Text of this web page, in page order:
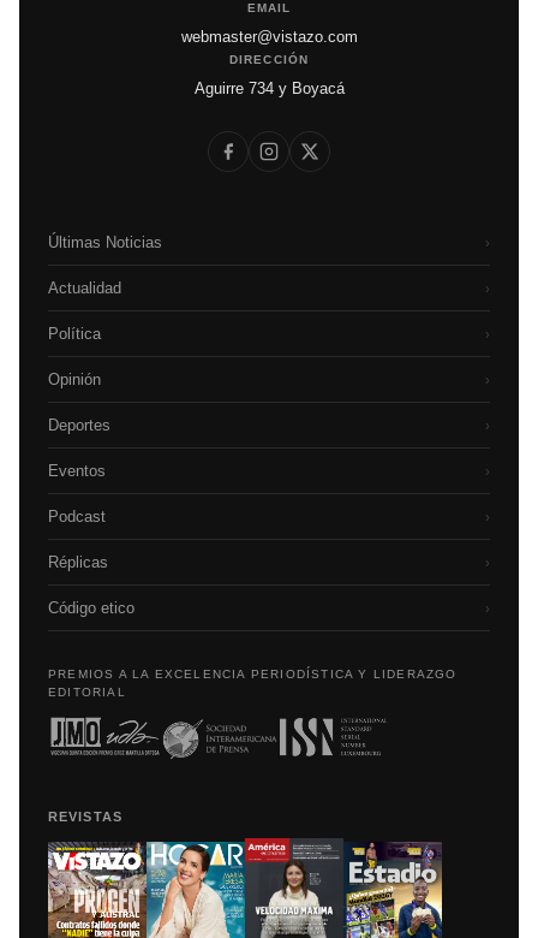
EMAIL
webmaster@vistazo.com
DIRECCIÓN
Aguirre 734 y Boyacá
Últimas Noticias ›
Actualidad ›
Política ›
Opinión ›
Deportes ›
Eventos ›
Podcast ›
Réplicas ›
Código etico ›
PREMIOS A LA EXCELENCIA PERIODÍSTICA Y LIDERAZGO
EDITORIAL
REVISTAS